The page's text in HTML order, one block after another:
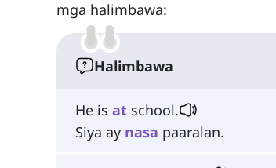
mga halimbawa:
Halimbawa
He is at school.
Siya ay nasa paaralan.